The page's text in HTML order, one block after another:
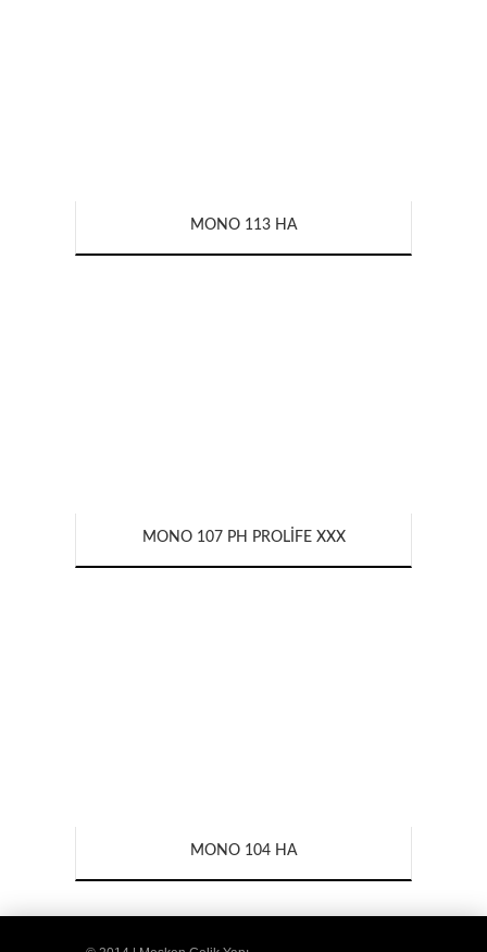
MONO 113 HA
MONO 107 PH PROLIFE XXX
MONO 104 HA